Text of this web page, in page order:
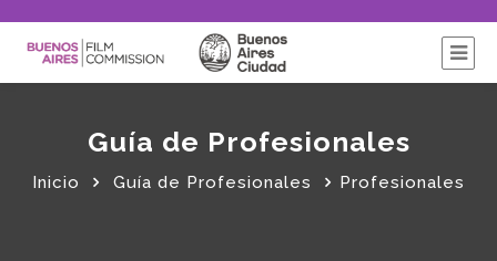
Guía de Profesionales
Inicio Guía de Profesionales Profesionales